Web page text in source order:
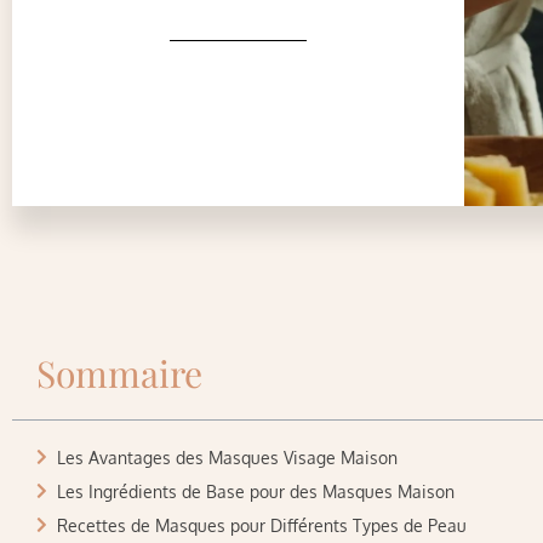
Sommaire
Les Avantages des Masques Visage Maison
Les Ingrédients de Base pour des Masques Maison
Recettes de Masques pour Différents Types de Peau